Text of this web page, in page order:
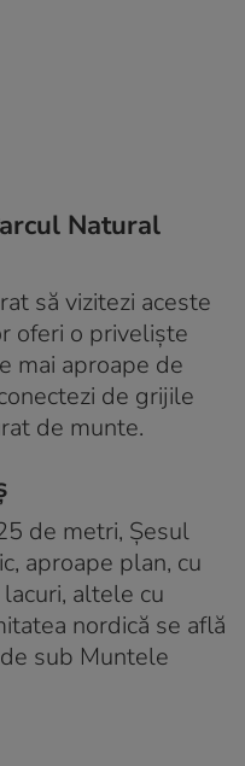
Natural
să vizitezi aceste
oferi o priveliște
mai aproape de
de grijile
de munte.
de metri, Șesul
aproape plan, cu
altele cu
nordică se află
sub Muntele